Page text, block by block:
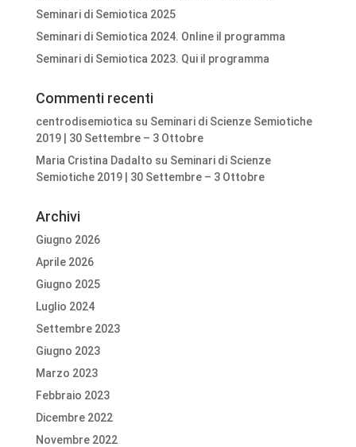
Seminari di Semiotica 2025
Seminari di Semiotica 2024. Online il programma
Seminari di Semiotica 2023. Qui il programma
Commenti recenti
centrodisemiotica su Seminari di Scienze Semiotiche
2019 | 30 Settembre – 3 Ottobre
Maria Cristina Dadalto su Seminari di Scienze
Semiotiche 2019 | 30 Settembre – 3 Ottobre
Archivi
Giugno 2026
Aprile 2026
Giugno 2025
Luglio 2024
Settembre 2023
Giugno 2023
Marzo 2023
Febbraio 2023
Dicembre 2022
Novembre 2022